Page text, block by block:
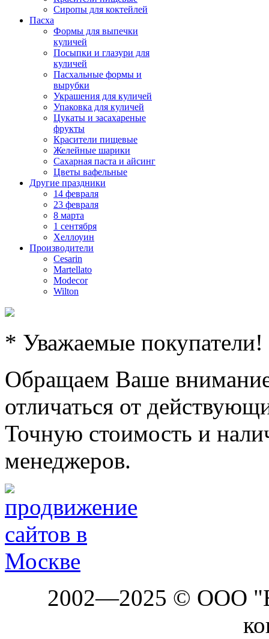
Сиропы для коктейлей
Пасха
Формы для выпечки
куличей
Посыпки и глазури для
куличей
Пасхальные формы и
вырубки
Украшения для куличей
Упаковка для куличей
Цукаты и засахареные
фрукты
Красители пищевые
Желейные шарики
Сахарная паста и айсинг
Цветы вафельные
Другие праздники
14 февраля
23 февраля
8 марта
1 сентября
Хеллоуин
Производители
Cesarin
Martellato
Modecor
Wilton
* Уважаемые покупатели!
Обращаем Ваше
отличаться от
Точную стоимость и
менеджеров.
2002—2025 © ООО